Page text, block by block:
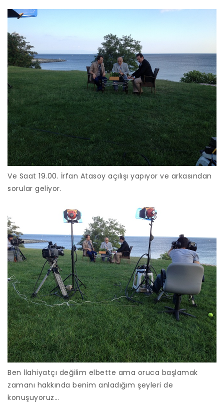
Ve Saat 19.00. İrfan Atasoy açılışı yapıyor ve arkasından
sorular geliyor.
Ben İlahiyatçı değilim elbette ama oruca başlamak
zamanı hakkında benim anladığım şeyleri de
konuşuyoruz…